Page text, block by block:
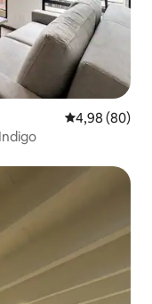
Średnia
4,98 (80)